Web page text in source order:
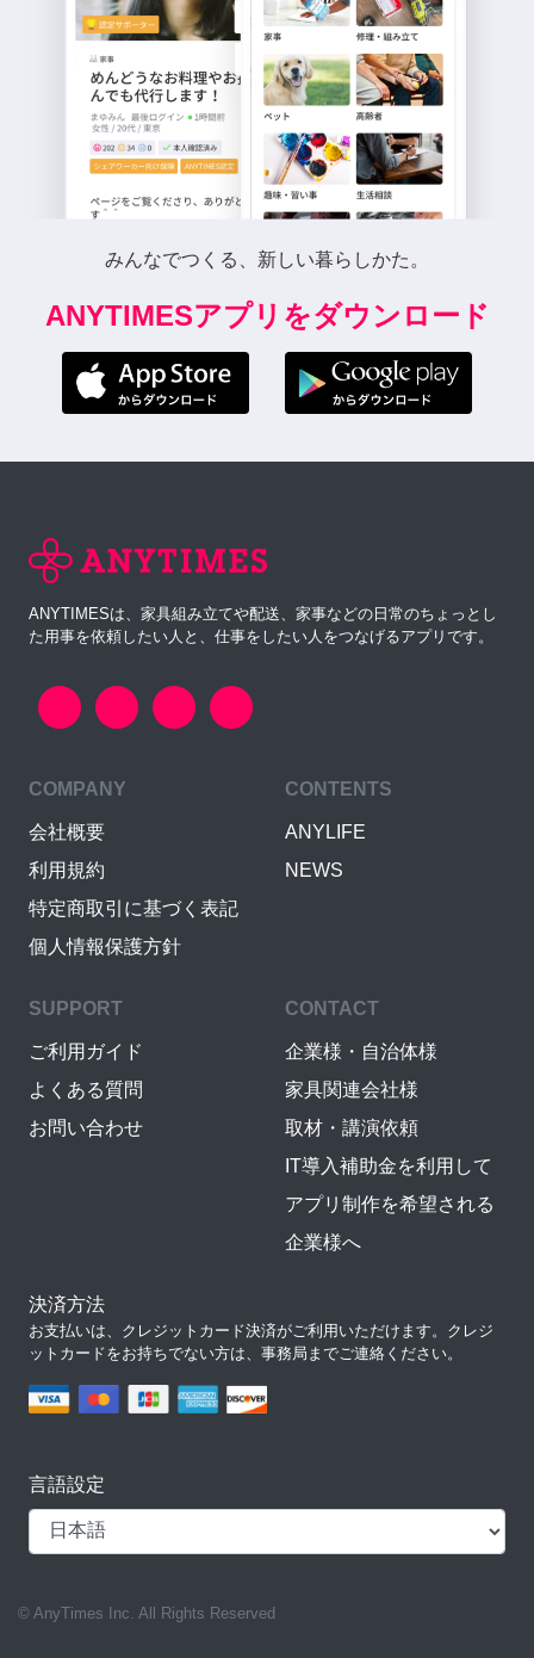
みんなでつくる、新しい暮らしかた。
ANYTIMESアプリをダウンロード
ANYTIMESは、家具組み立てや配送、家事などの日常のちょっとし
た用事を依頼したい人と、仕事をしたい人をつなげるアプリです。
COMPANY
会社概要
利用規約
特定商取引に基づく表記
個人情報保護方針
CONTENTS
ANYLIFE
NEWS
SUPPORT
ご利用ガイド
よくある質問
お問い合わせ
CONTACT
企業様・自治体様
家具関連会社様
取材・講演依頼
IT導入補助金を利用して
アプリ制作を希望される
企業様へ
決済方法
お支払いは、クレジットカード決済がご利用いただけます。クレジ
ットカードをお持ちでない方は、事務局までご連絡ください。
言語設定
© AnyTimes Inc. All Rights Reserved